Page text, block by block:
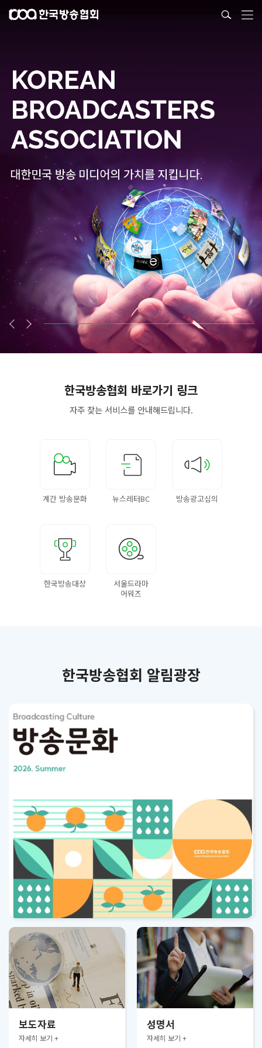
한국방송협회 바로가기 링크
자주 찾는 서비스를안내해드립니다.
계간 방송문화 뉴스레터BC 방송광고심의
한국방송대상
서울드라마
어워즈
한국방송협회 알림광장
보도자료
자세히 보기 +
성명서
자세히 보기 +